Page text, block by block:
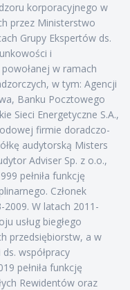
korporacyjnego w
przez Ministerstwo
Grupy Ekspertów ds.
i
w ramach
w tym: Agencji
Banku Pocztowego
Sieci Energetyczne S.A.,
firmie doradczo-
audytorską Misters
Adviser Sp. z o.o.,
pełniła funkcję
Członek
W latach 2011-
usług biegłego
przedsiębiorstw, a w
współpracy
pełniła funkcję
Rewidentów oraz